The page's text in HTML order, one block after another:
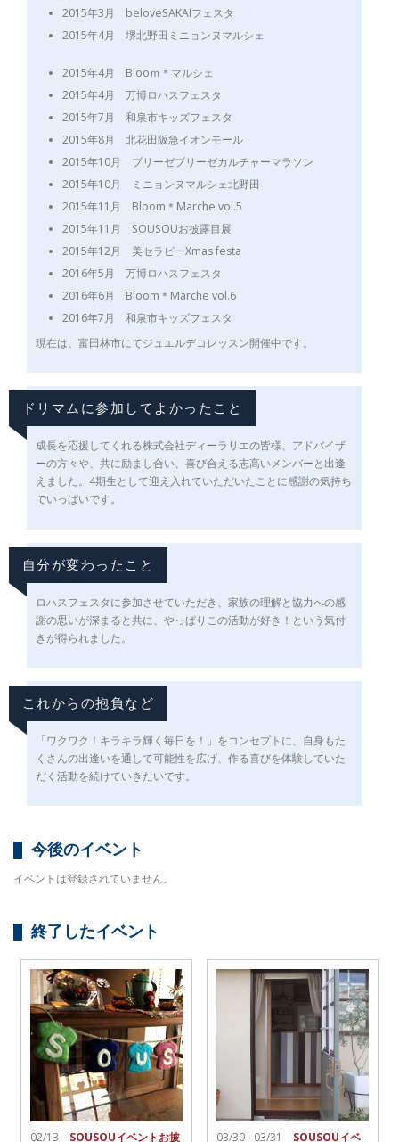
2015年3月 beloveSAKAIフェスタ
2015年4月 堺北野田ミニョンヌマルシェ
2015年4月 Blooｍ＊マルシェ
2015年4月 万博ロハスフェスタ
2015年7月 和泉市キッズフェスタ
2015年8月 北花田阪急イオンモール
2015年10月 ブリーゼブリーゼカルチャーマラソン
2015年10月 ミニョンヌマルシェ北野田
2015年11月 Bloom＊Marche vol.5
2015年11月 SOUSOUお披露目展
2015年12月 美セラピーXmas festa
2016年5月 万博ロハスフェスタ
2016年6月 Bloom＊Marche vol.6
2016年7月 和泉市キッズフェスタ
現在は、富田林市にてジュエルデコレッスン開催中です。
ドリマムに参加してよかったこと
成長を応援してくれる株式会社ディーラリエの皆様、アドバイザ
ーの方々や、共に励まし合い、喜び合える志高いメンバーと出逢
えました。4期生として迎え入れていただいたことに感謝の気持ち
でいっぱいです。
自分が変わったこと
ロハスフェスタに参加させていただき、家族の理解と協力への感
謝の思いが深まると共に、やっぱりこの活動が好き！という気付
きが得られました。
これからの抱負など
「ワクワク！キラキラ輝く毎日を！」をコンセプトに、自身もた
くさんの出逢いを通して可能性を広げ、作る喜びを体験していた
だく活動を続けていきたいです。
今後のイベント
イベントは登録されていません。
終了したイベント
02/13 SOUSOUイベントお披 03/30 - 03/31 SOUSOUイベ